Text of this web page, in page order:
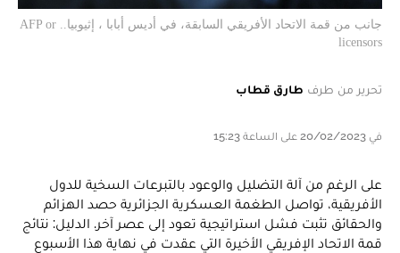
جانب من قمة الاتحاد الأفريقي السابقة، في أديس أبابا ، إثيوبيا.. AFP or
licensors
تحرير من طرف طارق قطاب
في 20/02/2023 على الساعة 15:23
على الرغم من آلة التضليل والوعود بالتبرعات السخية للدول
الأفريقية، تواصل الطغمة العسكرية الجزائرية حصد الهزائم
والحقائق تثبت فشل استراتيجية تعود إلى عصر آخر. الدليل: نتائج
قمة الاتحاد الإفريقي الأخيرة التي عقدت في نهاية هذا الأسبوع